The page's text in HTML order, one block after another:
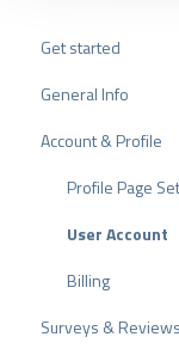
Get started
General Info
Data Protection
Plans and
API
ProvenEmployer
Account & Profile
Profile Page
User Account
Billing
Surveys & Reviews